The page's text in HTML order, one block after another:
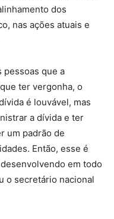
dos
nas ações atuais e
pessoas que a
ter vergonha, o
é louvável, mas
a dívida e ter
um padrão de
Então, esse é
em todo
o secretário nacional